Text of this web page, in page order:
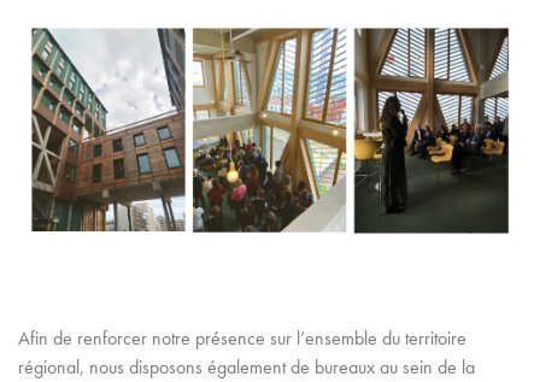
Afin de renforcer notre présence sur l’ensemble du territoire
régional, nous disposons également de bureaux au sein de la